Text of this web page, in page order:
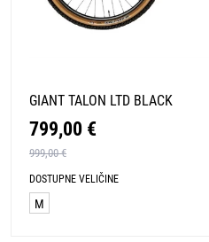
GIANT TALON LTD BLACK
799,00 €
999,00 €
DOSTUPNE VELIČINE
M